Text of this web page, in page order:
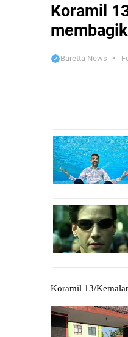
Koramil
Baretta News
Koramil 13/